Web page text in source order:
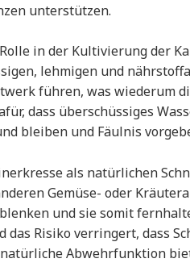
unterstützen.
in der Kultivierung der
lehmigen und
führen, was wiederum
dass überschüssiges
bleiben und Fäulnis
als natürlichen
Gemüse- oder
und sie somit
Risiko verringert, dass
Abwehrfunktion